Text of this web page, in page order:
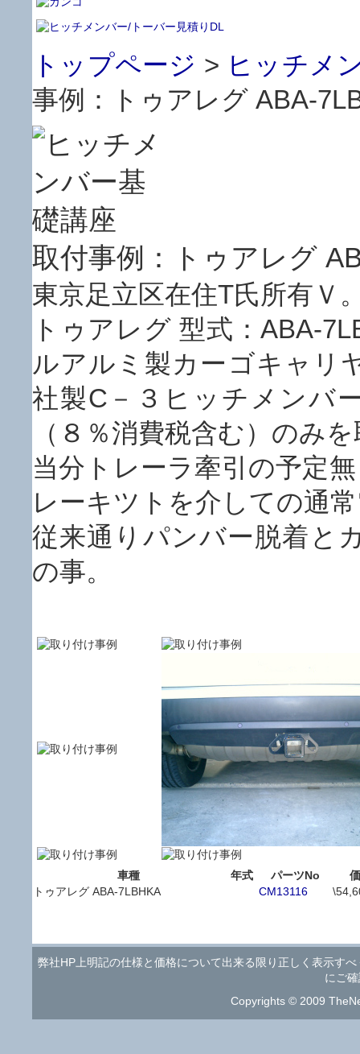
トップページ > ヒッチメ
事例：トゥアレグ ABA-
取付事例：トゥアレグ
東京足立区在住T氏所有Ｖ
トゥアレグ 型式：ABA-
ルアルミ製カーゴキャリ
社製C－３ヒッチメンバ
（８％消費税含む）のみ
当分トレーラ牽引の予定
レーキツトを介しての通
従来通りパンバー脱着と
の事。
車種 年式 パーツNo
トゥアレグ ABA-7LBHKA
CM13116
弊社HP上明記の仕様と価格について出来る限り正しく表示す
にご
Copyrights © 2009